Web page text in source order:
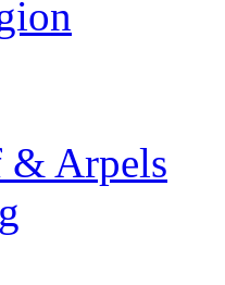
& Arpels